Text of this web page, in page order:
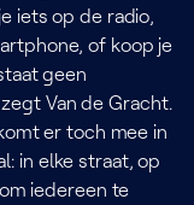
iets op de radio,
of koop je
geen
Van de Gracht.
er toch mee in
in elke straat, op
iedereen te